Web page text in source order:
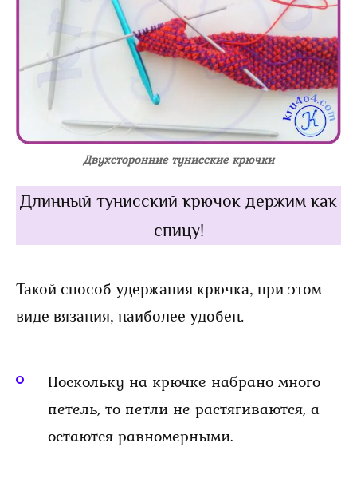
Двухсторонние тунисские крючки
Длинный тунисский крючок держим как
спицу!
Такой способ удержания крючка, при этом
виде вязания, наиболее удобен.
Поскольку на крючке набрано много
петель, то петли не растягиваются, а
остаются равномерными.